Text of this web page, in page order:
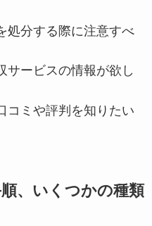
処分する際に注意すべ
サービスの情報が欲し
コミや評判を知りたい
、いくつかの種類